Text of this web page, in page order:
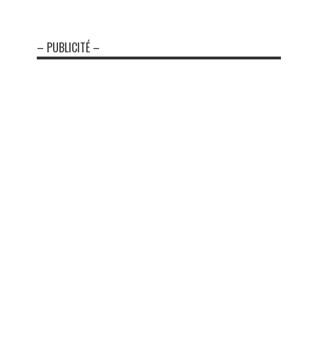
– PUBLICITÉ –